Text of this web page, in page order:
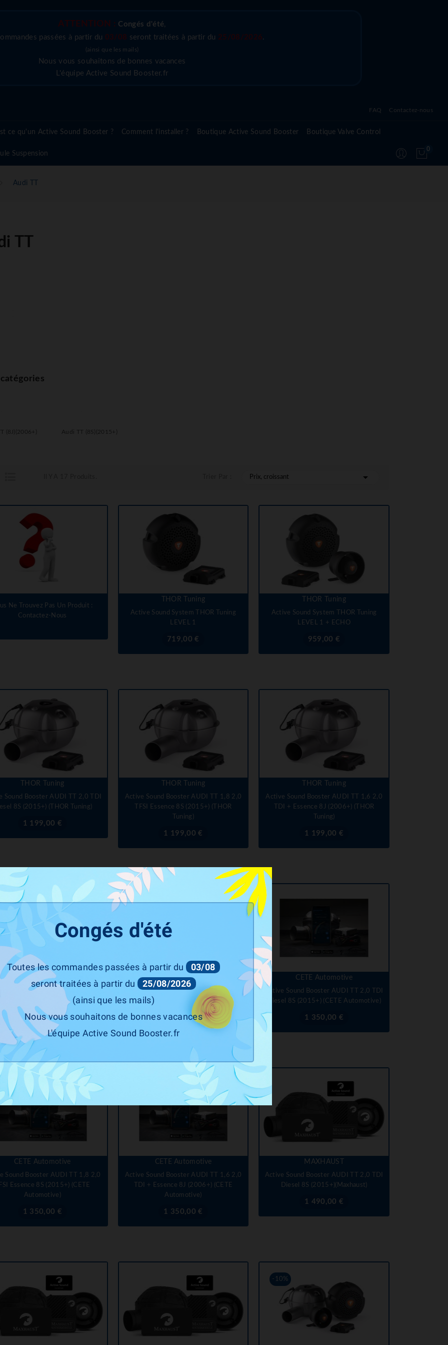
ATTENTION : Congés d'été,
passées à partir du 03/08 seront traitées à partir du 25/08/2026.
(ainsi que les mails)
Nous vous souhaitons de bonnes vacances
L'équipe Active Sound Booster.fr
FAQ
Questions fréquentes sur l'active valve control
Contactez-nous
ce qu'un Active Sound Booster ? Comment l'installer ? Boutique Active Sound Booster Boutique Valve Control
Suspension
0
Audi TT
TT
(8J)(2006+) Audi TT (8S)(2015+)
Prix, croissant 
Ne Trouvez Pas Un Produit :
Contactez-Nous
THOR Tuning
Active Sound System THOR Tuning
LEVEL 1
Prix
719,00 €
THOR Tuning
Active Sound System THOR Tuning
LEVEL 1 + ECHO
Prix
959,00 €
THOR Tuning
Sound Booster AUDI TT 2,0 TDI
8S (2015+) (THOR Tuning)
Prix1 199,00 €
THOR Tuning
Active Sound Booster AUDI TT 1,8 2,0
TFSI Essence 8S (2015+) (THOR
Tuning)
Prix1 199,00 €
THOR Tuning
Active Sound Booster AUDI TT 1,6 2,0
TDI + Essence 8J (2006+) (THOR
Tuning)
Prix1 199,00 €
THOR Tuning
Sound System THOR Tuning
PRO LEVEL 2 + ECHO
403,00 € Prix1 262,70 €
-10%
THOR Tuning
Active Sound System THOR Tuning
PRO LEVEL 3
Prix
base
1 439,00 € Prix1 295,10 €
CETE Automotive
Active Sound Booster AUDI TT 2,0 TDI
Diesel 8S (2015+) (CETE Automotive)
Prix1 350,00 €
CETE Automotive
Sound Booster AUDI TT 1,8 2,0
Essence 8S (2015+) (CETE
Automotive)
Prix1 350,00 €
CETE Automotive
Active Sound Booster AUDI TT 1,6 2,0
TDI + Essence 8J (2006+) (CETE
Automotive)
Prix1 350,00 €
MAXHAUST
Active Sound Booster AUDI TT 2,0 TDI
Diesel 8S (2015+)(Maxhaust)
Prix1 490,00 €
-10%
Congés d'été
Toutes les commandes passées à partir du
03/08
seront traitées à partir du
25/08/2026
(ainsi que les mails)
Nous vous souhaitons de bonnes vacances
L'équipe Active Sound Booster.fr